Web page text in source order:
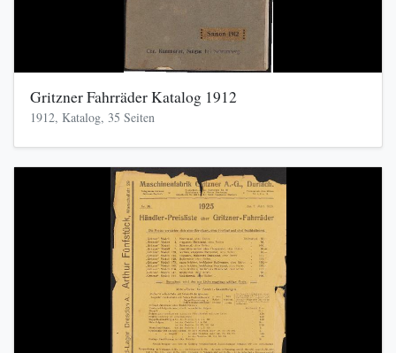
Gritzner Fahrräder Katalog 1912
1912, Katalog, 35 Seiten